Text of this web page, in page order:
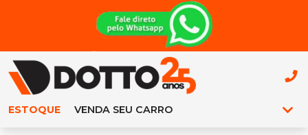
ESTOQUE VENDA SEU CARRO